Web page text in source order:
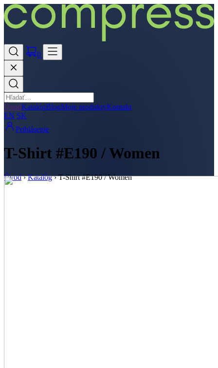
0
ÚvodKatalógBlogMoje produktyKontakt
EN SK
Prihlásenie
T-Shirt #E190 / Women
Úvod › Katalóg › T-Shirt #E190 / Women